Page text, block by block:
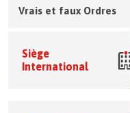
Vrais et faux Ordres
Siège
International